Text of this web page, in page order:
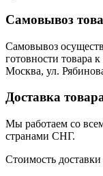
Самовывоз
Самовывоз
готовности товара
Москва, ул.
Доставка
Мы работаем со
странами СНГ.
Стоимость доставки